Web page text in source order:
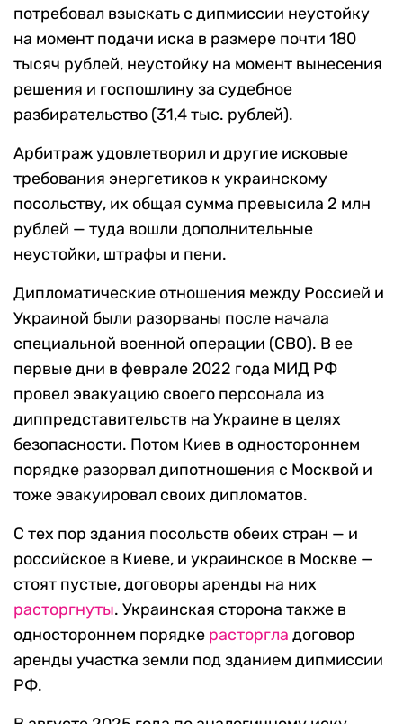
потребовал взыскать с дипмиссии неустойку
на момент подачи иска в размере почти 180
тысяч рублей, неустойку на момент вынесения
решения и госпошлину за судебное
разбирательство (31,4 тыс. рублей).
Арбитраж удовлетворил и другие исковые
требования энергетиков к украинскому
посольству, их общая сумма превысила 2 млн
рублей — туда вошли дополнительные
неустойки, штрафы и пени.
Дипломатические отношения между Россией и
Украиной были разорваны после начала
специальной военной операции (СВО). В ее
первые дни в феврале 2022 года МИД РФ
провел эвакуацию своего персонала из
диппредставительств на Украине в целях
безопасности. Потом Киев в одностороннем
порядке разорвал дипотношения с Москвой и
тоже эвакуировал своих дипломатов.
С тех пор здания посольств обеих стран — и
российское в Киеве, и украинское в Москве —
стоят пустые, договоры аренды на них
расторгнуты. Украинская сторона также в
одностороннем порядке расторгла договор
аренды участка земли под зданием дипмиссии
РФ.